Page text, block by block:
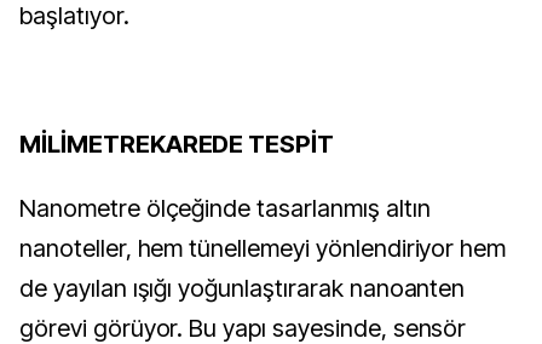
başlatıyor.
MİLİMETREKAREDE TESPİT
Nanometre ölçeğinde tasarlanmış altın
nanoteller, hem tünellemeyi yönlendiriyor hem
de yayılan ışığı yoğunlaştırarak nanoanten
görevi görüyor. Bu yapı sayesinde, sensör